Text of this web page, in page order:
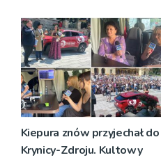
Kiepura znów przyjechał do
Krynicy-Zdroju. Kultowy